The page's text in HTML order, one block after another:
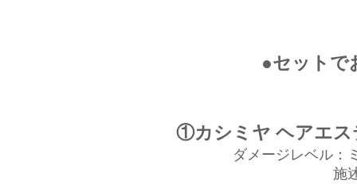
●セットで
​①カシミヤ ヘアエス
ダメージレベル：
施